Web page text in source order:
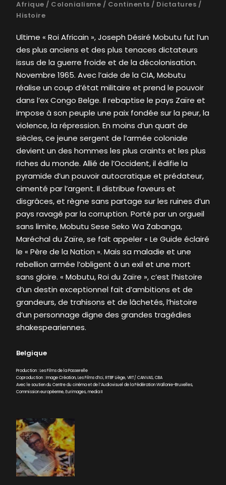
Afrique / Colonialisme / Continents / Dictatures /
Histoire
Ultime « Roi Africain », Joseph Désiré Mobutu fut l’un
des plus anciens et des plus tenaces dictateurs
issus de la guerre froide et de la décolonisation.
Novembre 1965. Avec l’aide de la CIA, Mobutu
réalise un coup d’état militaire et prend le pouvoir
dans l’ex Congo Belge. Il rebaptise le pays Zaïre et
impose à son peuple une paix fondée sur la peur, la
violence, la répression. En moins d’un quart de
siècles, ce jeune sergent de l’armée coloniale
devient un des hommes les plus craints et les plus
riches du monde. Allié de l’Occident, il édifie la
pyramide d’un pouvoir autocratique et prédateur,
cimenté par l’argent. Il distribue faveurs et
disgrâces, et règne sans partage sur les ruines d’un
pays ravagé par la corruption. Porté par un orgueil
sans limite, Mobutu Sese Seko Wa Zabanga,
Maréchal du Zaïre, se fait appeler « Le Guide éclairé
le « Père de la Nation ». Mais sa maladie et une
rebellion armée l’obligent à un exil et une mort
sans gloire. « Mobutu, Roi du Zaïre », c’est l’histoire
d’un destin exceptionnel fait d’ambitions et de
grandeurs, de trahisons et de lâchetés, l’histoire
d’un personnage digne des grandes tragédies
shakespeariennes.
Belgique
Production : Les Films de la Passerelle
Coproduction : Image Création, Les Films d’Ici, RTBF Liège, VRT/ CANVAS, CBA
Avec le soutien du Centre du cinéma et de l’Audiovisuel de la Fédération Wallonie-Bruxelles,
Commission européenne, Eurimages, media II